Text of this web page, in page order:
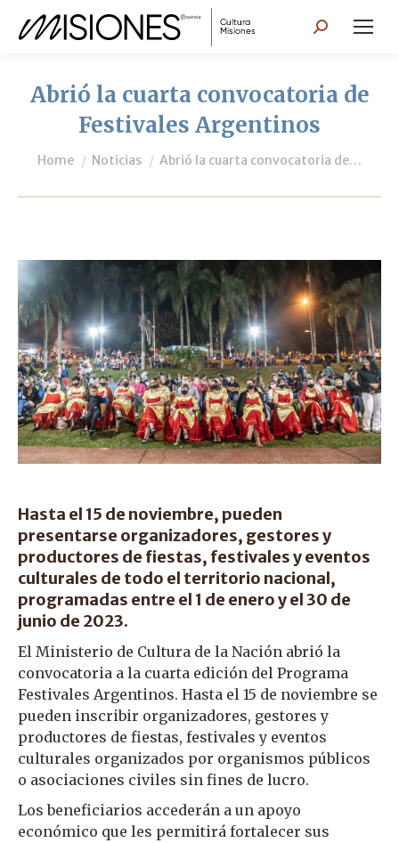
Search:
Abrió la cuarta convocatoria de
Festivales Argentinos
You are here:
Home Noticias Abrió la cuarta convocatoria de…
Hasta el 15 de noviembre, pueden
presentarse organizadores, gestores y
productores de fiestas, festivales y eventos
culturales de todo el territorio nacional,
programadas entre el 1 de enero y el 30 de
junio de 2023.
El Ministerio de Cultura de la Nación abrió la
convocatoria a la cuarta edición del Programa
Festivales Argentinos. Hasta el 15 de noviembre se
pueden inscribir organizadores, gestores y
productores de fiestas, festivales y eventos
culturales organizados por organismos públicos
o asociaciones civiles sin fines de lucro.
Los beneficiarios accederán a un apoyo
económico que les permitirá fortalecer sus